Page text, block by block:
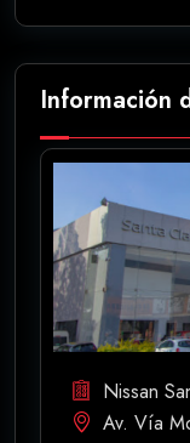
Información
Nissan
Av. Vía